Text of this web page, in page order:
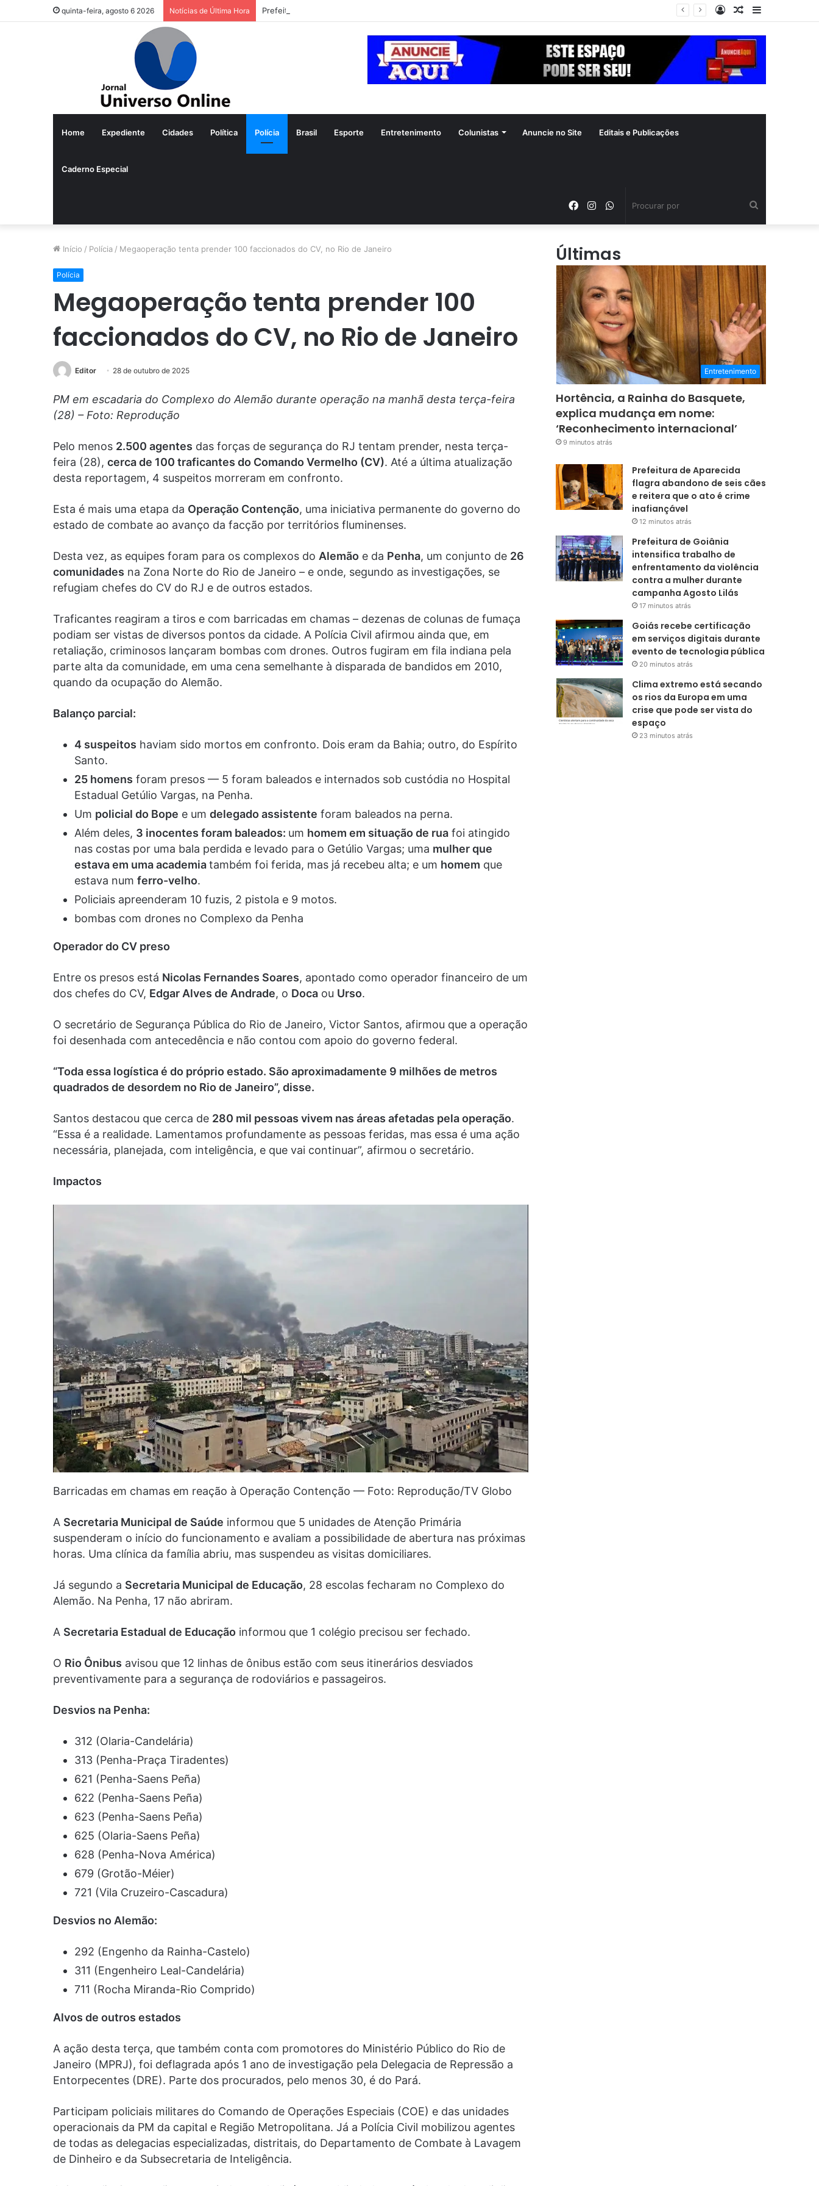
quinta-feira, agosto 6 2026 Notícias de Última Hora
Barra
Artigo
Entrar
Home Expediente Cidades Política Polícia Brasil Esporte Entretenimento Colunistas Anuncie no Site Editais e Publicações
Caderno Especial
WhatsApp
Instagram
Facebook
Início / Polícia / Megaoperação tenta prender 100 faccionados do CV, no Rio de Janeiro
Polícia
Megaoperação tenta prender 100
faccionados do CV, no Rio de Janeiro
Editor 28 de outubro de 2025
PM em escadaria do Complexo do Alemão durante operação na manhã desta terça-feira
(28) – Foto: Reprodução
Pelo menos 2.500 agentes das forças de segurança do RJ tentam prender, nesta terça-
feira (28), cerca de 100 traficantes do Comando Vermelho (CV). Até a última atualização
desta reportagem, 4 suspeitos morreram em confronto.
Esta é mais uma etapa da Operação Contenção, uma iniciativa permanente do governo do
estado de combate ao avanço da facção por territórios fluminenses.
Desta vez, as equipes foram para os complexos do Alemão e da Penha, um conjunto de 26
comunidades na Zona Norte do Rio de Janeiro – e onde, segundo as investigações, se
refugiam chefes do CV do RJ e de outros estados.
Traficantes reagiram a tiros e com barricadas em chamas – dezenas de colunas de fumaça
podiam ser vistas de diversos pontos da cidade. A Polícia Civil afirmou ainda que, em
retaliação, criminosos lançaram bombas com drones. Outros fugiram em fila indiana pela
parte alta da comunidade, em uma cena semelhante à disparada de bandidos em 2010,
quando da ocupação do Alemão.
Balanço parcial:
4 suspeitos haviam sido mortos em confronto. Dois eram da Bahia; outro, do Espírito
Santo.
25 homens foram presos — 5 foram baleados e internados sob custódia no Hospital
Estadual Getúlio Vargas, na Penha.
Um policial do Bope e um delegado assistente foram baleados na perna.
Além deles, 3 inocentes foram baleados: um homem em situação de rua foi atingido
nas costas por uma bala perdida e levado para o Getúlio Vargas; uma mulher que
estava em uma academiatambém foi ferida, mas já recebeu alta; e um homem que
estava num ferro-velho.
Policiais apreenderam 10 fuzis, 2 pistola e 9 motos.
bombas com drones no Complexo da Penha
Operador do CV preso
Entre os presos está Nicolas Fernandes Soares, apontado como operador financeiro de um
dos chefes do CV, Edgar Alves de Andrade, o Doca ou Urso.
O secretário de Segurança Pública do Rio de Janeiro, Victor Santos, afirmou que a operação
foi desenhada com antecedência e não contou com apoio do governo federal.
“Toda essa logística é do próprio estado. São aproximadamente 9 milhões de metros
quadrados de desordem no Rio de Janeiro”, disse.
Santos destacou que cerca de 280 mil pessoas vivem nas áreas afetadas pela operação.
“Essa é a realidade. Lamentamos profundamente as pessoas feridas, mas essa é uma ação
necessária, planejada, com inteligência, e que vai continuar”, afirmou o secretário.
Impactos
Barricadas em chamas em reação à Operação Contenção — Foto: Reprodução/TV Globo
A Secretaria Municipal de Saúde informou que 5 unidades de Atenção Primária
suspenderam o início do funcionamento e avaliam a possibilidade de abertura nas próximas
horas. Uma clínica da família abriu, mas suspendeu as visitas domiciliares.
Já segundo a Secretaria Municipal de Educação, 28 escolas fecharam no Complexo do
Alemão. Na Penha, 17 não abriram.
A Secretaria Estadual de Educação informou que 1 colégio precisou ser fechado.
O Rio Ônibus avisou que 12 linhas de ônibus estão com seus itinerários desviados
preventivamente para a segurança de rodoviários e passageiros.
Desvios na Penha:
312 (Olaria-Candelária)
313 (Penha-Praça Tiradentes)
621 (Penha-Saens Peña)
622 (Penha-Saens Peña)
623 (Penha-Saens Peña)
625 (Olaria-Saens Peña)
628 (Penha-Nova América)
679 (Grotão-Méier)
721 (Vila Cruzeiro-Cascadura)
Desvios no Alemão:
292 (Engenho da Rainha-Castelo)
311 (Engenheiro Leal-Candelária)
711 (Rocha Miranda-Rio Comprido)
Alvos de outros estados
A ação desta terça, que também conta com promotores do Ministério Público do Rio de
Janeiro (MPRJ), foi deflagrada após 1 ano de investigação pela Delegacia de Repressão a
Entorpecentes (DRE). Parte dos procurados, pelo menos 30, é do Pará.
Participam policiais militares do Comando de Operações Especiais (COE) e das unidades
operacionais da PM da capital e Região Metropolitana. Já a Polícia Civil mobilizou agentes
de todas as delegacias especializadas, distritais, do Departamento de Combate à Lavagem
de Dinheiro e da Subsecretaria de Inteligência.
Últimas
Entretenimento
Hortência, a Rainha do Basquete,
explica mudança em nome:
‘Reconhecimento internacional’
9 minutos atrás
Prefeitura de Aparecida
flagra abandono de seis cães
e reitera que o ato é crime
inafiançável
12 minutos atrás
Prefeitura de Goiânia
intensifica trabalho de
enfrentamento da violência
contra a mulher durante
campanha Agosto Lilás
17 minutos atrás
Goiás recebe certificação
em serviços digitais durante
evento de tecnologia pública
20 minutos atrás
Clima extremo está secando
os rios da Europa em uma
crise que pode ser vista do
espaço
23 minutos atrás